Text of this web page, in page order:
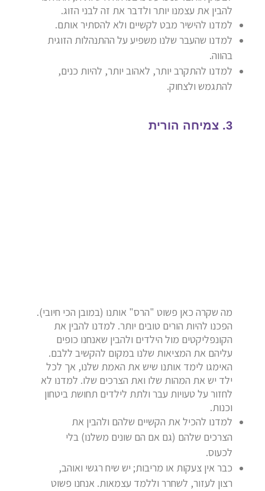
להבין את עצמנו יותר ולדבר את זה לבני הזוג.
למדנו להישיר מבט לקשיים ולא להסתיר אותם.
למדנו שהעבר שלנו משפיע על ההתנהלות הזוגית
בהווה.
למדנו להתקרב יותר, לאהוב יותר, להיות כנים,
להתגמש ולצחוק.
3. צמיחה הורית
מה שקרה כאן פשוט "הרס" אותנו (במובן הכי חיובי).
הפכנו להיות הורים טובים יותר. למדנו להבין את
הקונפליקטים מול הילדים ולהבין שאנחנו כופים
עליהם את המציאות שלנו במקום להקשיב ללבם.
האימגו לימד אותנו שיש את האמת שלנו, אך לכל
ילד יש את המהות שלו ואת הצרכים שלו. למדנו לא
לחזור על טעויות עבר ולתת לילדים תחושת ביטחון
וכנות.
למדנו להכיל את הקשיים שלהם ולהבין את
הצרכים שלהם (גם אם הם שונים משלנו) בלי
לכעוס.
כבר אין צעקות או מריבות; יש שיח רגשי ואוהב,
רצון לעזור, לשחרר וללמד עצמאות. אנחנו פשוט